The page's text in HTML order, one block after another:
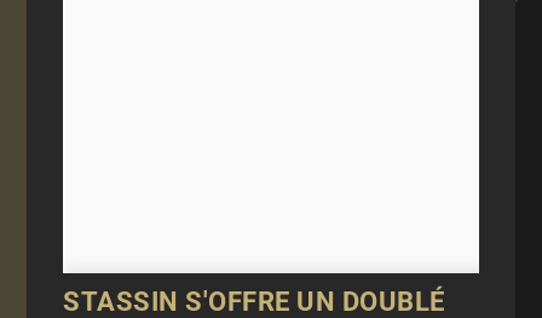
STASSIN S'OFFRE UN DOUBLÉ